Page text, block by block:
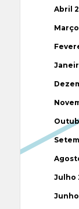
Abril
Julho